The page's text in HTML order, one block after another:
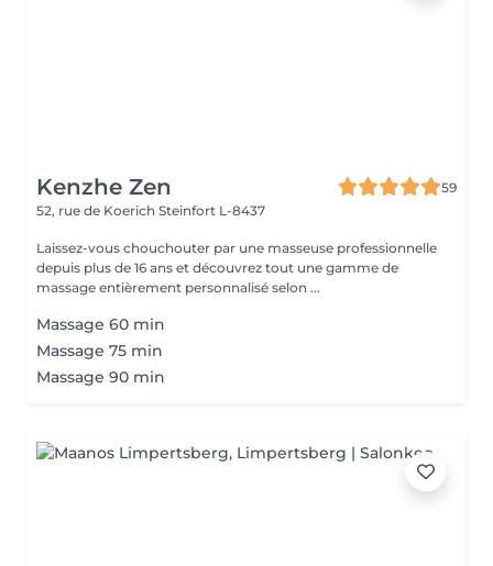
Kenzhe Zen
59
52, rue de Koerich Steinfort L-8437
Laissez-vous chouchouter par une masseuse professionnelle
depuis plus de 16 ans et découvrez tout une gamme de
massage entièrement personnalisé selon ...
Massage 60 min
Massage 75 min
Massage 90 min